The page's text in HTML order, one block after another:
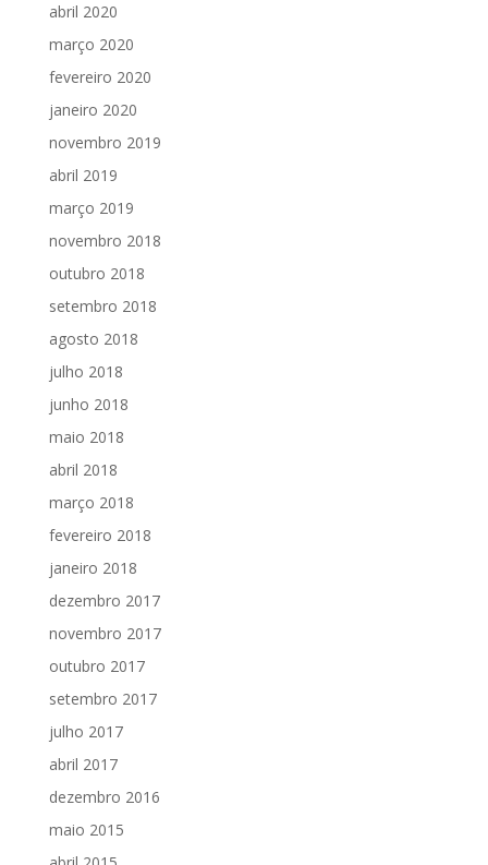
abril 2020
março 2020
fevereiro 2020
janeiro 2020
novembro 2019
abril 2019
março 2019
novembro 2018
outubro 2018
setembro 2018
agosto 2018
julho 2018
junho 2018
maio 2018
abril 2018
março 2018
fevereiro 2018
janeiro 2018
dezembro 2017
novembro 2017
outubro 2017
setembro 2017
julho 2017
abril 2017
dezembro 2016
maio 2015